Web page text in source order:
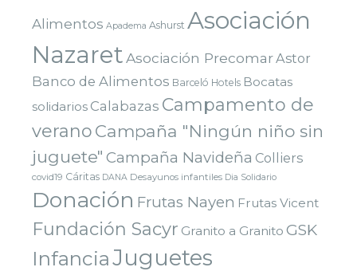
Alimentos Apadema Ashurst Asociación
NazaretAsociación PrecomarAstor
Banco de Alimentos Barceló Hotels Bocatas
solidarios Calabazas Campamento de
verano Campaña "Ningún niño sin
juguete" Campaña Navideña Colliers
covid19 Cáritas DANA Desayunos infantiles Dia Solidario
Donación Frutas Nayen Frutas Vicent
Fundación Sacyr Granito a Granito GSK
InfanciaJuguetes